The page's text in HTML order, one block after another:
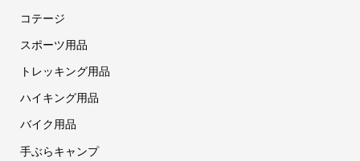
コテージ
スポーツ用品
トレッキング用品
ハイキング用品
バイク用品
手ぶらキャンプ